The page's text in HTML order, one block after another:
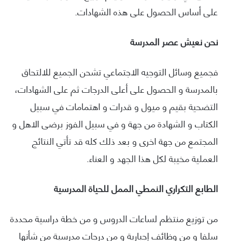
على أساس الحصول على هذه الشهادات.
نحن نعيش عصر المدرسة
فجميع وسائل التوجيه الاجتماعي تشحن الجميع للالتحاق
بالمدرسة و الحصول على أعلى الدرجات ثم على الشهادات،
التضحية بقيم و ميول و قدرات و اهتمامات في سبيل
الكتاب و الشهادة من جهة و في سبيل الفوز برضى الاهل و
المجتمع من جهة اخرى و بعد ذلك كله قد تأتي النتائج
العملية مخيبة لكل هذا الجهد و العناء.
الطابع التكراري النمطي الممل للحياة المدرسية
من توزيع منتظم لساعات الدروس و من خطة دراسية محددة
سلفا و من وظائف إجبارية و من درجات مدرسية من شأنها